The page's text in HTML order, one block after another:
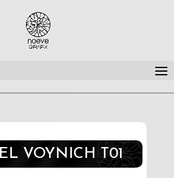
VOYNICH T01